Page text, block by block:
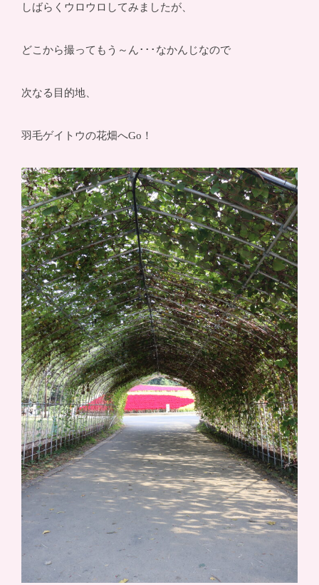
しばらくウロウロしてみましたが、
どこから撮ってもう～ん･･･なかんじなので
次なる目的地、
羽毛ゲイトウの花畑へGo！